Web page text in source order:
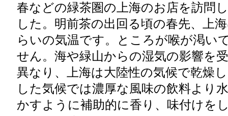
春などの緑茶圏の上海のお店を訪問
した。明前茶の出回る頃の春先、上
らいの気温です。ところが喉が渇い
せん。海や緑山からの湿気の影響を
異なり、上海は大陸性の気候で乾燥
した気候では濃厚な風味の飲料より
かすように補助的に香り、味付けを